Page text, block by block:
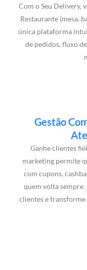
Com o Seu Delivery,
Restaurante (mesa,
única plataforma
de pedidos, fluxo
Gestão
Ganhe clientes
marketing permite
com cupons,
quem volta
clientes e transforme